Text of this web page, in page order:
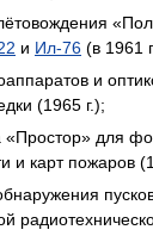
и Ил-76 (в 1961
и
(1965 г.);
«Простор» для
и карт пожаров